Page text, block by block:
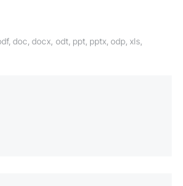
doc, docx, odt, ppt, pptx, odp, xls,